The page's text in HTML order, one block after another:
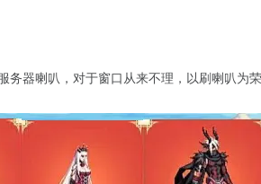
务器喇叭，对于窗口从来不理，以刷喇叭